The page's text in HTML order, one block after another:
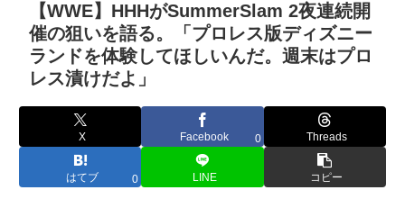
【WWE】HHHがSummerSlam 2夜連続開
催の狙いを語る。「プロレス版ディズニー
ランドを体験してほしいんだ。週末はプロ
レス漬けだよ」
X Facebook 0 Threads
はてブ 0 LINE コピー